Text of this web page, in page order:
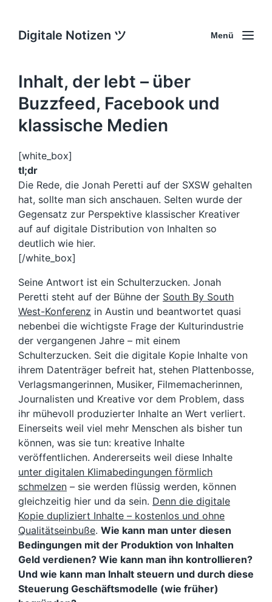
Digitale Notizen ツ Menü
Inhalt, der lebt – über
Buzzfeed, Facebook und
klassische Medien
[white_box]
tl;dr
Die Rede, die Jonah Peretti auf der SXSW gehalten
hat, sollte man sich anschauen. Selten wurde der
Gegensatz zur Perspektive klassischer Kreativer
auf auf digitale Distribution von Inhalten so
deutlich wie hier.
[/white_box]
Seine Antwort ist ein Schulterzucken. Jonah
Peretti steht auf der Bühne der South By South
West-Konferenz in Austin und beantwortet quasi
nebenbei die wichtigste Frage der Kulturindustrie
der vergangenen Jahre – mit einem
Schulterzucken. Seit die digitale Kopie Inhalte von
ihrem Datenträger befreit hat, stehen Plattenbosse,
Verlagsmangerinnen, Musiker, Filmemacherinnen,
Journalisten und Kreative vor dem Problem, dass
ihr mühevoll produzierter Inhalte an Wert verliert.
Einerseits weil viel mehr Menschen als bisher tun
können, was sie tun: kreative Inhalte
veröffentlichen. Andererseits weil diese Inhalte
unter digitalen Klimabedingungen förmlich
schmelzen – sie werden flüssig werden, können
gleichzeitig hier und da sein. Denn die digitale
Kopie dupliziert Inhalte – kostenlos und ohne
Qualitätseinbuße. Wie kann man unter diesen
Bedingungen mit der Produktion von Inhalten
Geld verdienen? Wie kann man ihn kontrollieren?
Und wie kann man Inhalt steuern und durch diese
Steuerung Geschäftsmodelle (wie früher)